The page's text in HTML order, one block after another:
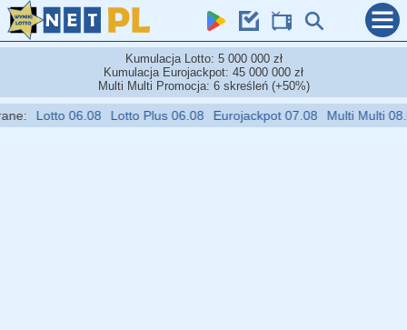
Kumulacja Lotto: 5 000 000 zł
Kumulacja Eurojackpot: 45 000 000 zł
Multi Multi Promocja: 6 skreśleń (+50%)
Lotto 06.08 Lotto Plus 06.08 Eurojackpot 07.08 Multi Multi 08.08